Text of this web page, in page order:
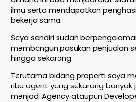
ilmu serta mendapatkan
bekerja sama.
Saya sendiri sudah
membangun pasukan penjualan
hingga sekarang.
Terutama bidang properti saya
ribu agent yang sekarang banyak
menjadi Agency ataupun